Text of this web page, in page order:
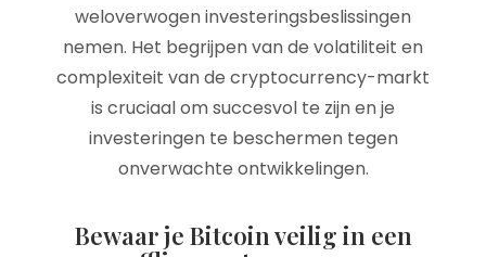
weloverwogen investeringsbeslissingen
nemen. Het begrijpen van de volatiliteit en
complexiteit van de cryptocurrency-markt
is cruciaal om succesvol te zijn en je
investeringen te beschermen tegen
onverwachte ontwikkelingen.
Bewaar je Bitcoin veilig in een